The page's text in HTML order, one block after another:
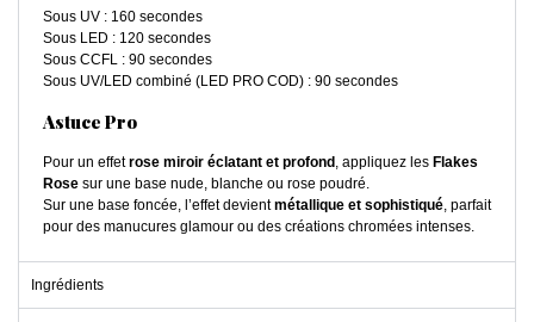
Sous UV : 160 secondes
Sous LED : 120 secondes
Sous CCFL : 90 secondes
Sous UV/LED combiné (LED PRO COD) : 90 secondes
Astuce Pro
Pour un effetrose miroir éclatant et profond , appliquez les Flakes
Rose sur une base nude, blanche ou rose poudré.
Sur une base foncée, l’effet devientmétallique et sophistiqué, parfait
pour des manucures glamour ou des créations chromées intenses.
Ingrédients